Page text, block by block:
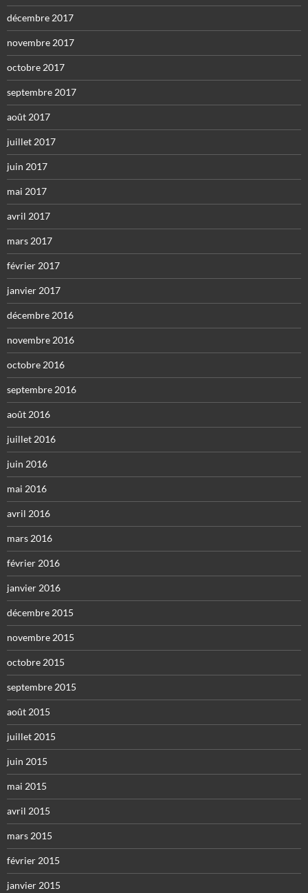
décembre 2017
novembre 2017
octobre 2017
septembre 2017
août 2017
juillet 2017
juin 2017
mai 2017
avril 2017
mars 2017
février 2017
janvier 2017
décembre 2016
novembre 2016
octobre 2016
septembre 2016
août 2016
juillet 2016
juin 2016
mai 2016
avril 2016
mars 2016
février 2016
janvier 2016
décembre 2015
novembre 2015
octobre 2015
septembre 2015
août 2015
juillet 2015
juin 2015
mai 2015
avril 2015
mars 2015
février 2015
janvier 2015